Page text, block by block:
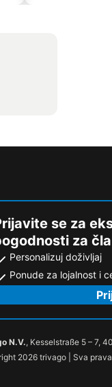
se za
za
Personalizuj doživljaj
Ponude za lojalnost i
N.V., Kesselstraße 5 – 7,
2026 trivago | Sva